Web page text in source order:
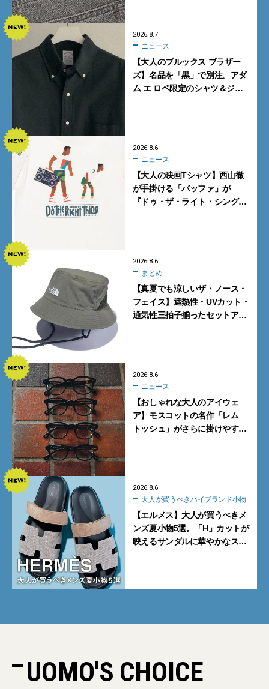
2026.8.7
ニュース
【大人のブルックス ブラザー
ズ】名品を「黒」で別注。アダ
ム エ ロペ限定のシャツ＆ジャ
2026.8.6
ニュース
【大人の映画Tシャツ】西山徹
が手掛ける「バッファ」が
『ドゥ・ザ・ライト・シング』
2026.8.6
まとめ
【真夏でも涼しいザ・ノース・
フェイス】遮熱性・UVカット・
通気性三拍子揃ったセットアッ
2026.8.6
ニュース
【おしゃれな大人のアイウェ
ア】モスコットの名作「レム
トッシュ」がさらに掛けやす
2026.8.6
大人が買うべきハイブランド小物
【エルメス】大人が買うべきメ
ンズ夏小物5選。「H」カットが
映えるサンダルに華やかなス
UOMO'S CHOICE